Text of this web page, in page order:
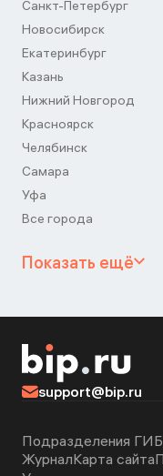
Санкт-Петербург
Новосибирск
Екатеринбург
Казань
Нижний Новгород
Красноярск
Челябинск
Самара
Уфа
Все города
Показать ещё
support@bip.ru
Подразделения
ЖурналКарта сайта